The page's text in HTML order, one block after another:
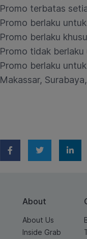
Promo terbatas
Promo berlaku
Promo berlaku
Promo tidak berlaku
Promo berlaku
Makassar,
About
About Us
Inside Grab